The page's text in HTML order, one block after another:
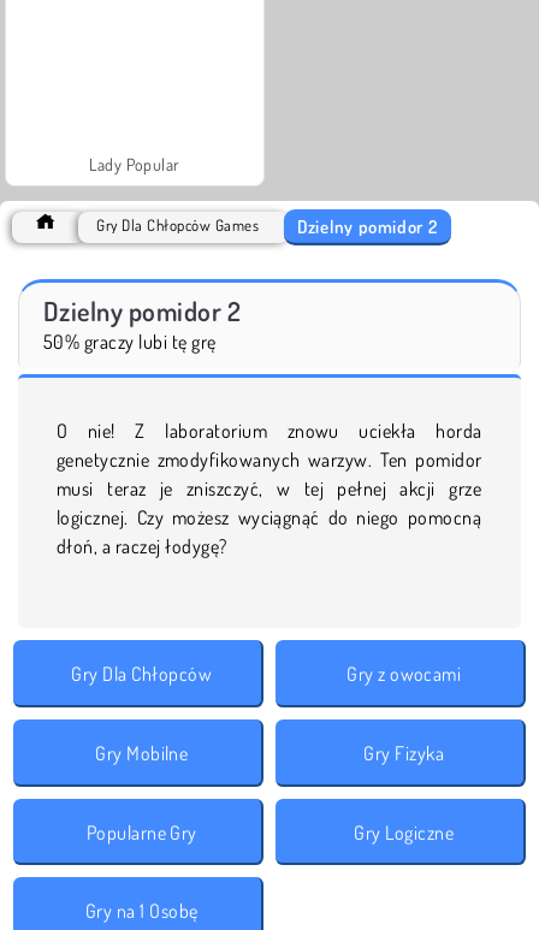
Lady Popular
Gry Dla Chłopców Games Dzielny pomidor 2
Dzielny pomidor 2
50% graczy lubi tę grę
O nie! Z laboratorium znowu uciekła horda
genetycznie zmodyfikowanych warzyw. Ten pomidor
musi teraz je zniszczyć, w tej pełnej akcji grze
logicznej. Czy możesz wyciągnąć do niego pomocną
dłoń, a raczej łodygę?
Gry Dla Chłopców Gry z owocami
Gry Mobilne Gry Fizyka
Popularne Gry Gry Logiczne
Gry na 1 Osobę